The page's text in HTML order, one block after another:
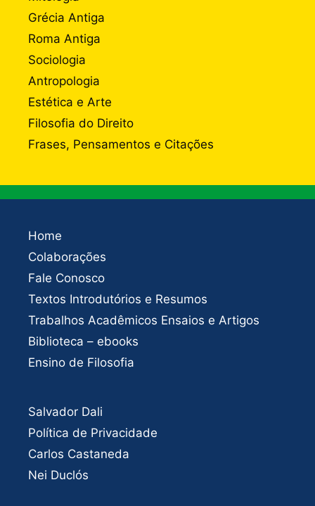
Grécia Antiga
Roma Antiga
Sociologia
Antropologia
Estética e Arte
Filosofia do Direito
Frases, Pensamentos e Citações
Home
Colaborações
Fale Conosco
Textos Introdutórios e Resumos
Trabalhos Acadêmicos Ensaios e Artigos
Biblioteca – ebooks
Ensino de Filosofia
Salvador Dali
Política de Privacidade
Carlos Castaneda
Nei Duclós